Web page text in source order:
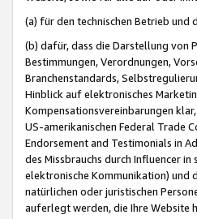
(a) für den technischen Betrieb
(b) dafür, dass die Darstellung von
Bestimmungen, Verordnungen,
Branchenstandards,
Hinblick auf elektronisches
Kompensationsvereinbarungen
US-amerikanischen Federal Trade
Endorsement and Testimonials in
des Missbrauchs durch Influencer
elektronische Kommunikation) und
natürlichen oder juristischen
auferlegt werden, die Ihre Website